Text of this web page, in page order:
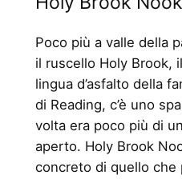
Poco più a valle della
il ruscello Holy Brook,
lingua d’asfalto della
di Reading, c’è uno
volta era poco più di
aperto. Holy Brook
concreto di quello che